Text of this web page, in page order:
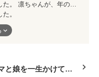
続きがみたいと久々に思えるお話でした。 凛ちゃんが、年の割にしっかりしすぎてるのにびっくり。
。
てるのにびっくり。
と娘を一生かけて幸